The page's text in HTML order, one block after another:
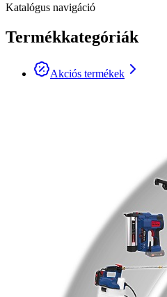
Katalógus navigáció
Termékkategóriák
Akciós termékek